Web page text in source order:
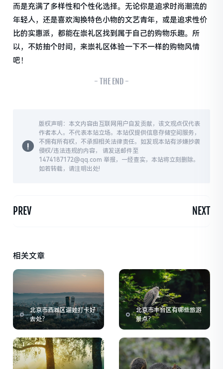
而是充满了多样性和个性化选择。无论你是追求时尚潮流的
年轻人，还是喜欢淘换特色小物的文艺青年，或是追求性价
比的实惠派，都能在崇礼区找到属于自己的购物乐趣。所
以，不妨抽个时间，来崇礼区体验一下不一样的购物风情
吧！
- THE END -
版权声明：本文内容由互联网用户自发贡献，该文观点仅代表
作者本人。不代表本站立场。本站仅提供信息存储空间服务，
不拥有所有权，不承担相关法律责任。如发现本站有涉嫌抄袭
侵权/违法违规的内容， 请发送邮件至
1474187172@qq.com 举报，一经查实，本站将立刻删除。
如若转载，请注明出处!
PREV NEXT
相关文章
北京市西城区遛娃打卡好
去处？
北京市丰台区有哪些旅游
景点？